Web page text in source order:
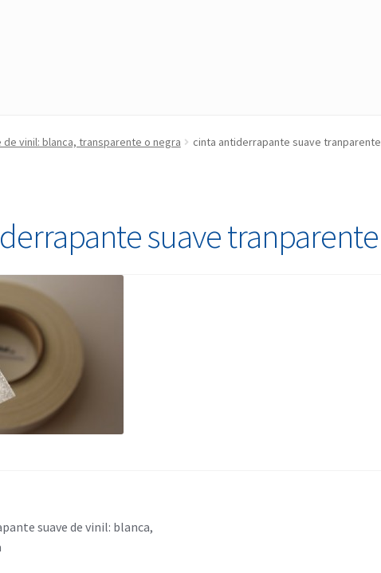
Mi cuenta Pago Tienda
vinil: blanca, transparente o negra cinta antiderrapante suave tranparente
suave tranparente
suave de vinil: blanca,